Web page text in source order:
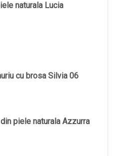
naturala Lucia
cu brosa Silvia 06
piele naturala Azzurra